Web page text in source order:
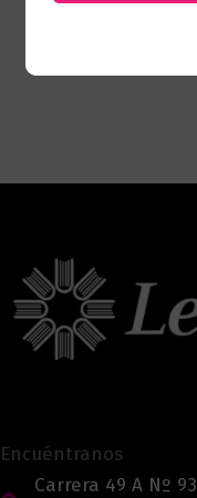
Encuéntranos
Carrera 49 A Nº